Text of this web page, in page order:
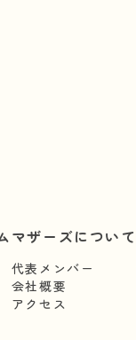
マザーズについて
代表メンバー
会社概要
アクセス